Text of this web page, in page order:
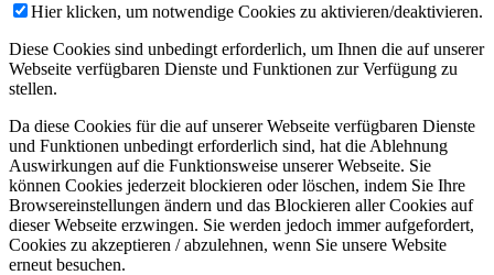
Hier klicken, um notwendige Cookies zu aktivieren/deaktivieren.
Diese Cookies sind unbedingt erforderlich, um Ihnen die auf unserer
Webseite verfügbaren Dienste und Funktionen zur Verfügung zu
stellen.
Da diese Cookies für die auf unserer Webseite verfügbaren Dienste
und Funktionen unbedingt erforderlich sind, hat die Ablehnung
Auswirkungen auf die Funktionsweise unserer Webseite. Sie
können Cookies jederzeit blockieren oder löschen, indem Sie Ihre
Browsereinstellungen ändern und das Blockieren aller Cookies auf
dieser Webseite erzwingen. Sie werden jedoch immer aufgefordert,
Cookies zu akzeptieren / abzulehnen, wenn Sie unsere Website
erneut besuchen.